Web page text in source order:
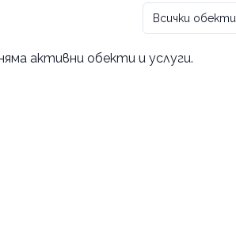
Всички обекти
активни обекти и услуги.